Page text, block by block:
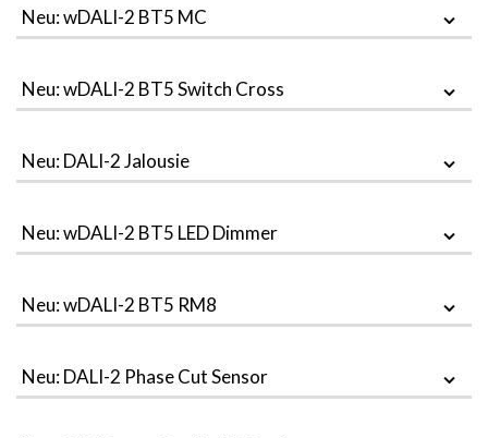
Neu: wDALI-2 BT5 MC
Neu: wDALI-2 BT5 Switch Cross
Neu: DALI-2 Jalousie
Neu: wDALI-2 BT5 LED Dimmer
Neu: wDALI-2 BT5 RM8
Neu: DALI-2 Phase Cut Sensor